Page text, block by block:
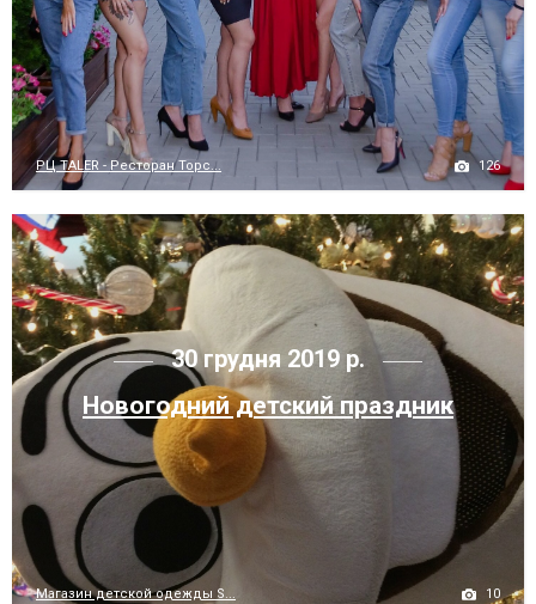
РЦ TALER - Ресторан Торс... 126
30 грудня 2019 р.
Новогодний детский праздник
Магазин детской одежды S... 10